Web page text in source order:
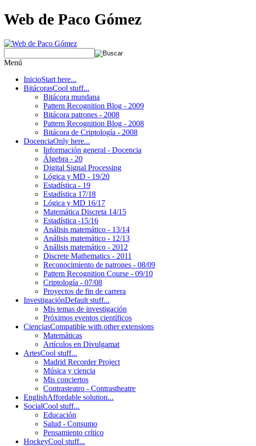
Web de Paco Gómez
Menú
InicioStart here...
BitácorasCool stuff...
Bitácora mundana
Pattern Recognition Blog - 2009
Bitácora patrones - 2008
Pattern Recognition Blog - 2008
Bitácora de Criptología - 2008
DocenciaOnly here...
Información general - Docencia
Álgebra - 20
Digital Signal Processing
Lógica y MD - 19/20
Estadística - 19
Estadística 17/18
Lógica y MD 16/17
Matemática Discreta 14/15
Estadística -15/16
Análisis matemático - 13/14
Análisis matemático - 12/13
Análisis matemático - 2012
Discrete Mathematics - 2011
Reconocimiento de patrones - 08/09
Pattern Recognition Course - 09/10
Criptología - 07/08
Proyectos de fin de carrera
InvestigaciónDefault stuff...
Mis temas de investigación
Próximos eventos científicos
CienciasCompatible with other extensions
Matemáticas
Artículos en Divulgamat
ArtesCool stuff...
Madrid Recorder Project
Música y ciencia
Mis conciertos
Contrasteatro - Contrastheatre
EnglishAffordable solution...
SocialCool stuff...
Educación
Salud - Consumo
Pensamiento crítico
HockeyCool stuff...